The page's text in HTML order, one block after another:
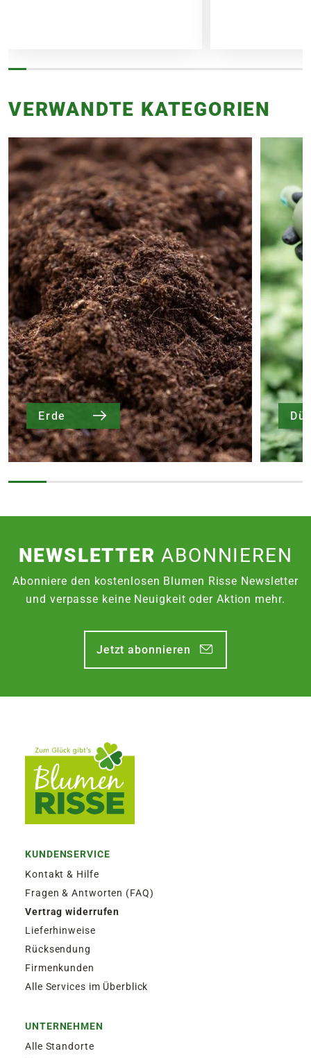
VERWANDTE KATEGORIEN
Erde
NEWSLETTERABONNIEREN
Abonniere den kostenlosen Blumen Risse Newsletter
und verpasse keine Neuigkeit oder Aktion mehr.
Jetzt abonnieren
KUNDENSERVICE
Kontakt & Hilfe
Fragen & Antworten (FAQ)
Vertrag widerrufen
Lieferhinweise
Rücksendung
Firmenkunden
Alle Services im Überblick
UNTERNEHMEN
Alle Standorte